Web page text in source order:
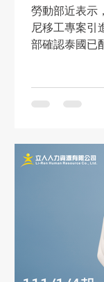
勞動部近表示，
尼移工專案引
部確認泰國已
境前雇主必須